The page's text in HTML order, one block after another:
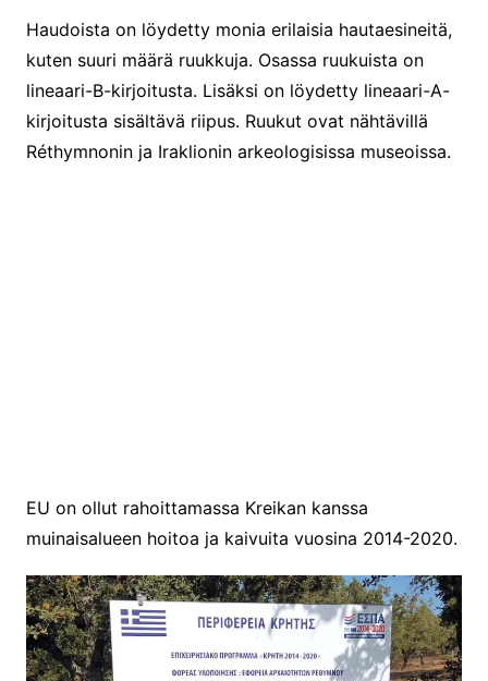
Haudoista on löydetty monia erilaisia hautaesineitä,
kuten suuri määrä ruukkuja. Osassa ruukuista on
lineaari-B-kirjoitusta. Lisäksi on löydetty lineaari-A-
kirjoitusta sisältävä riipus. Ruukut ovat nähtävillä
Réthymnonin ja Iraklionin arkeologisissa museoissa.
EU on ollut rahoittamassa Kreikan kanssa
muinaisalueen hoitoa ja kaivuita vuosina 2014-2020.